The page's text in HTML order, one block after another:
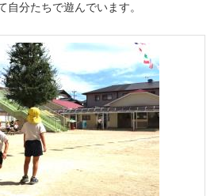
自分たちで遊んでいます。